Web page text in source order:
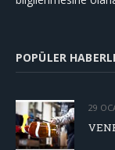
POPÜLER
29